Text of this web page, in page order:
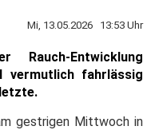
Mi, 13.05.2026 13:53 Uhr
Rauch-Entwicklung
vermutlich fahrlässig
gestrigen Mittwoch in